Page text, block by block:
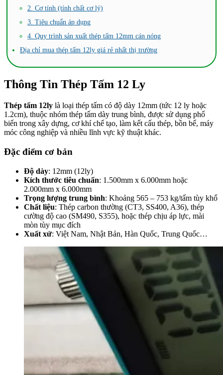
2. Cơ tính (tính chất cơ lý)
3. Tiêu chuẩn áp dụng
4. Quy trình sản xuất thép tấm 12mm cán nóng
Địa chỉ mua thép tấm 12ly giá rẻ nhất thị trường
Thông Tin Thép Tấm 12 Ly
Thép tấm 12ly là loại thép tấm có độ dày 12mm (tức 12 ly hoặc
1.2cm), thuộc nhóm thép tấm dày trung bình, được sử dụng phổ
biến trong xây dựng, cơ khí chế tạo, làm kết cấu thép, bồn bể, máy
móc công nghiệp và nhiều lĩnh vực kỹ thuật khác.
Đặc điểm cơ bản
Độ dày: 12mm (12ly)
Kích thước tiêu chuẩn: 1.500mm x 6.000mm hoặc
2.000mm x 6.000mm
Trọng lượng trung bình: Khoảng 565 – 753 kg/tấm tùy khổ
Chất liệu: Thép carbon thường (CT3, SS400, A36), thép
cường độ cao (SM490, S355), hoặc thép chịu áp lực, mài
mòn tùy mục đích
Xuất xứ: Việt Nam, Nhật Bản, Hàn Quốc, Trung Quốc…